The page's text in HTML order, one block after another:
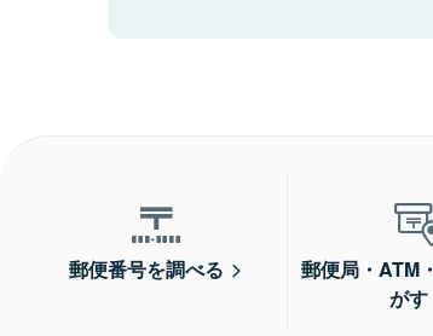
郵便番号を調べる
郵便局・ATM
がす